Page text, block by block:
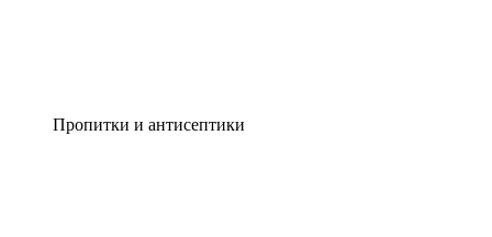
Пропитки и антисептики